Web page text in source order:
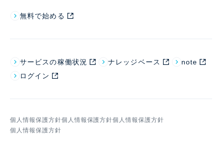
無料で始める
サービスの稼働状況 ナレッジベース
note
ログイン
個人情報保護方針個人情報保護方針個人情報保護方針
個人情報保護方針